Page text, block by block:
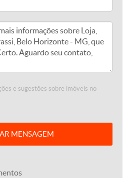
e sugestões sobre imóveis no
MENSAGEM